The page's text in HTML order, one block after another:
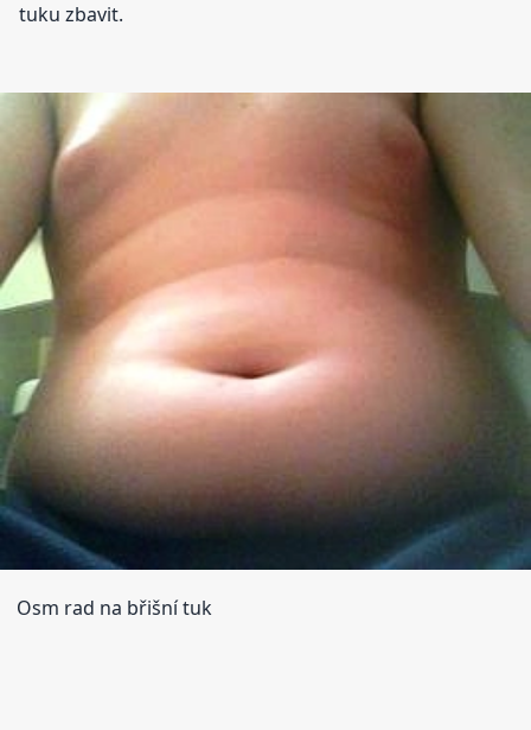
tuku zbavit.
Osm rad na břišní tuk